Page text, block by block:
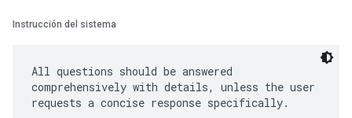
Instrucción del sistema
All questions should be answered
comprehensively with details, unless the user